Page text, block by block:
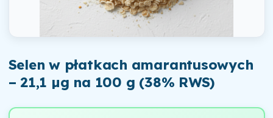
Selen w płatkach amarantusowych
– 21,1 µg na 100 g (38% RWS)